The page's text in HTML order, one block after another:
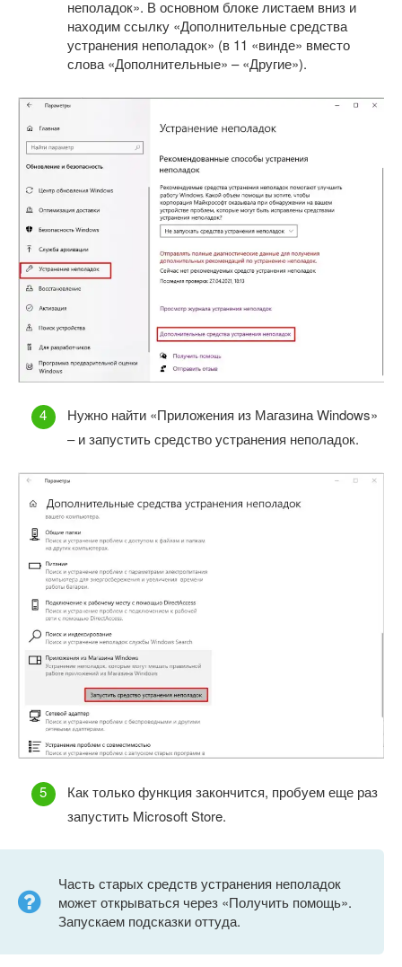
неполадок». В основном блоке листаем вниз и
находим ссылку «Дополнительные средства
устранения неполадок» (в 11 «винде» вместо
слова «Дополнительные» – «Другие»).
Нужно найти «Приложения из Магазина Windows»
– и запустить средство устранения неполадок.
Как только функция закончится, пробуем еще раз
запустить Microsoft Store.
Часть старых средств устранения неполадок
может открываться через «Получить помощь».
Запускаем подсказки оттуда.